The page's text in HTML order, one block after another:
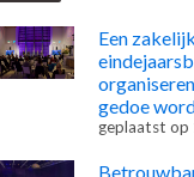
Een
gedoe
geplaatst op